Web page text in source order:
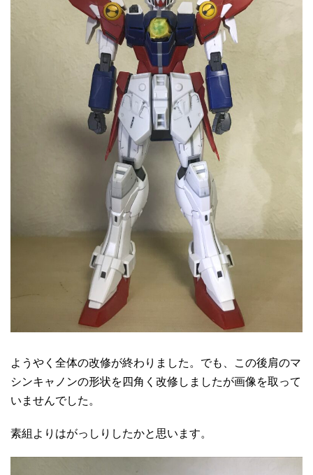
ようやく全体の改修が終わりました。でも、この後肩のマ
シンキャノンの形状を四角く改修しましたが画像を取って
いませんでした。
素組よりはがっしりしたかと思います。